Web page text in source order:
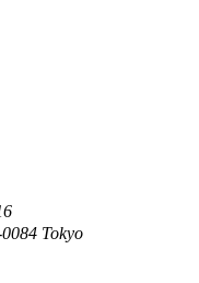
Tokyo